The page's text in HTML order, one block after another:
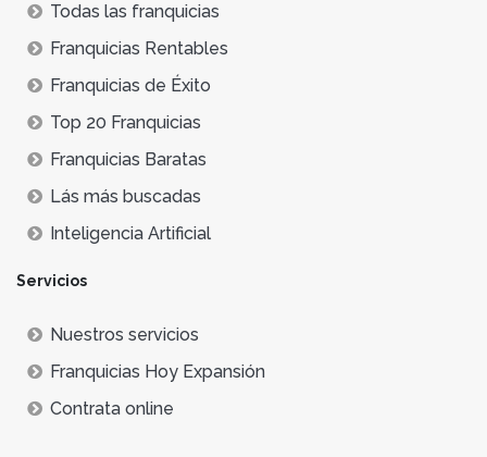
Todas las franquicias
Franquicias Rentables
Franquicias de Éxito
Top 20 Franquicias
Franquicias Baratas
Lás más buscadas
Inteligencia Artificial
Servicios
Nuestros servicios
Franquicias Hoy Expansión
Contrata online